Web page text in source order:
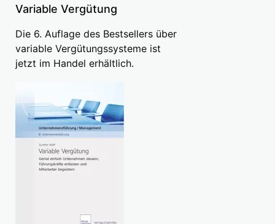
Variable Vergütung
Die 6. Auflage des Bestsellers über
variable Vergütungssysteme ist
jetzt im Handel erhältlich.